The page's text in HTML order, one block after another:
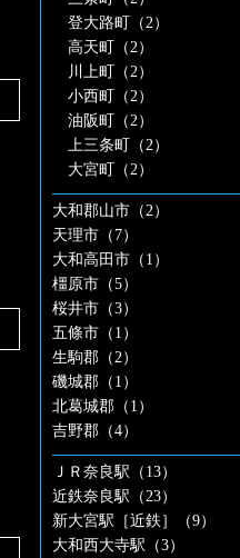
登大路町（2）
高天町（2）
川上町（2）
小西町（2）
油阪町（2）
上三条町（2）
大宮町（2）
大和郡山市（2）
天理市（7）
大和高田市（1）
橿原市（5）
桜井市（3）
五條市（1）
生駒郡（2）
磯城郡（1）
北葛城郡（1）
吉野郡（4）
ＪＲ奈良駅（13）
近鉄奈良駅（23）
新大宮駅［近鉄］（9）
大和西大寺駅（3）